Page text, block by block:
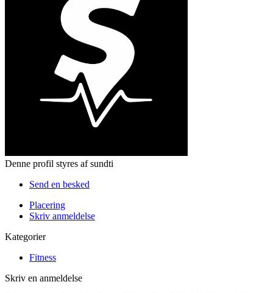
Denne profil styres af sundti
Send en besked
Placering
Skriv anmeldelse
Kategorier
Fitness
Skriv en anmeldelse